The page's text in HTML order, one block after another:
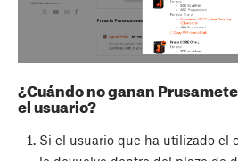
¿Cuándo no ganan
el usuario?
Si el usuario que ha utilizado el